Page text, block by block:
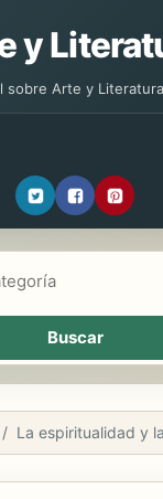
y
sobre Arte y